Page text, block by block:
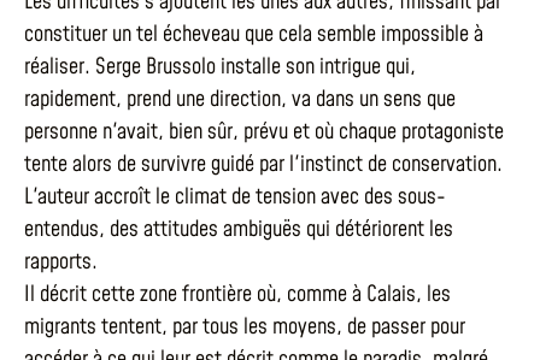
constituer un tel écheveau que cela semble impossible à
réaliser. Serge Brussolo installe son intrigue qui,
rapidement, prend une direction, va dans un sens que
personne n'avait, bien sûr, prévu et où chaque protagoniste
tente alors de survivre guidé par l'instinct de conservation.
L'auteur accroît le climat de tension avec des sous-
entendus, des attitudes ambiguës qui détériorent les
rapports.
Il décrit cette zone frontière où, comme à Calais, les
migrants tentent, par tous les moyens, de passer pour